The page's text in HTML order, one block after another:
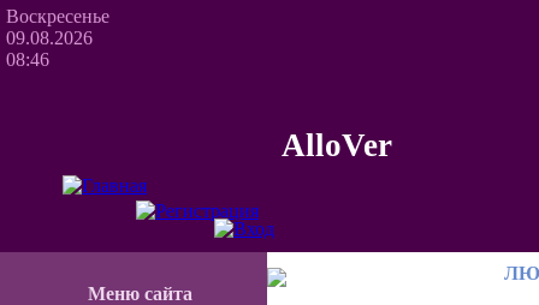
Воскресенье
09.08.2026
08:46
AlloVer
Меню сайта